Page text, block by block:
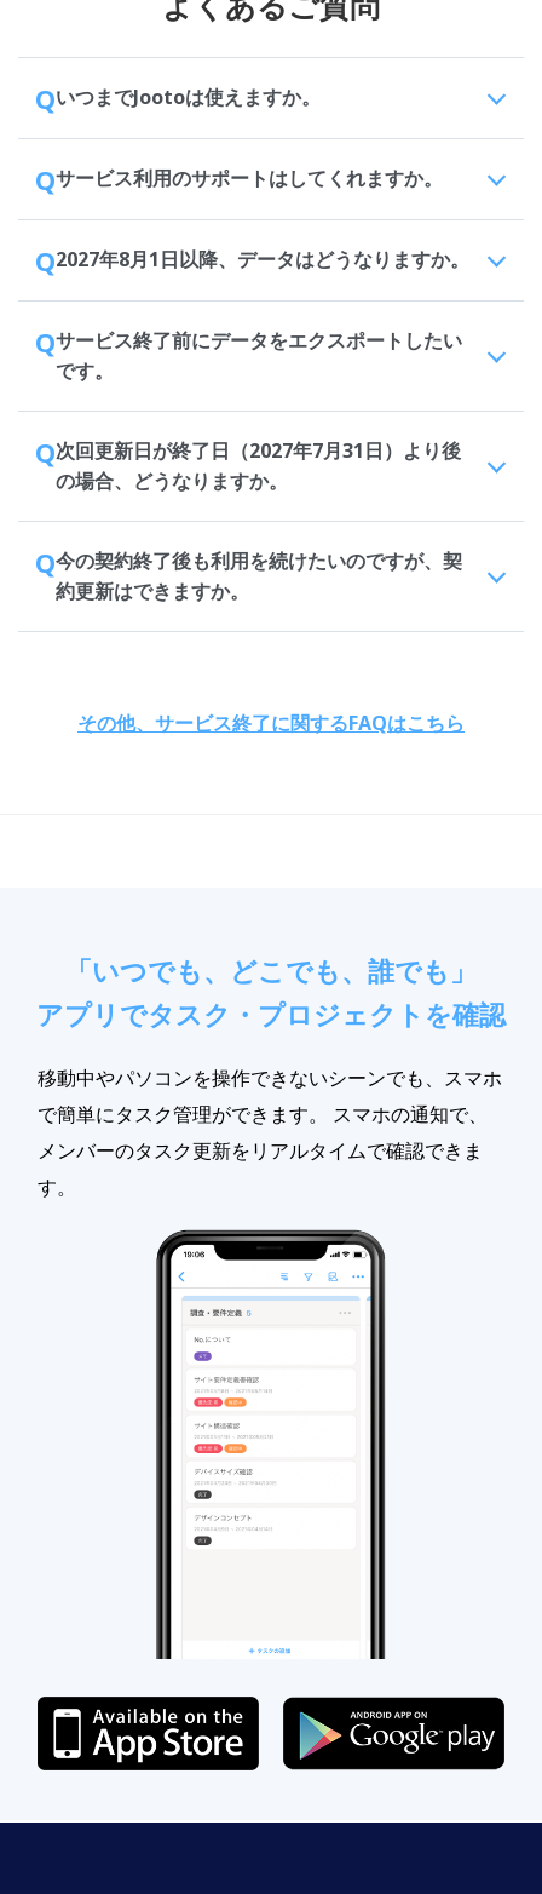
QいつまでJootoは使えますか。
Qサービス利用のサポートはしてくれますか。
Q2027年8月1日以降、データはどうなりますか。
Qサービス終了前にデータをエクスポートしたい
です。
Q次回更新日が終了日（2027年7月31日）より後
の場合、どうなりますか。
Q今の契約終了後も利用を続けたいのですが、契
約更新はできますか。
その他、サービス終了に関するFAQはこちら
「いつでも、どこでも、誰でも」
アプリでタスク・プロジェクトを確認
移動中やパソコンを操作できないシーンでも、スマホ
で簡単にタスク管理ができます。 スマホの通知で、
メンバーのタスク更新をリアルタイムで確認できま
す。